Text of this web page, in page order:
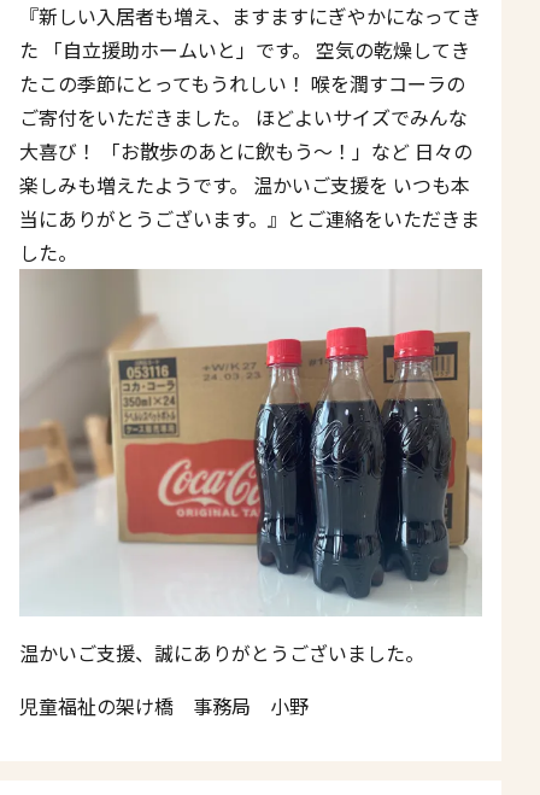
『新しい入居者も増え、ますますにぎやかになってき
た 「自立援助ホームいと」です。 空気の乾燥してき
たこの季節にとってもうれしい！ 喉を潤すコーラの
ご寄付をいただきました。 ほどよいサイズでみんな
大喜び！ 「お散歩のあとに飲もう～！」など 日々の
楽しみも増えたようです。 温かいご支援を いつも本
当にありがとうございます。』とご連絡をいただきま
した。
温かいご支援、誠にありがとうございました。
児童福祉の架け橋 事務局 小野